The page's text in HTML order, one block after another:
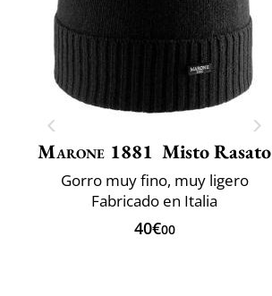
Marone 1881 Misto Rasato
Gorro muy fino, muy ligero
Fabricado en Italia
40€00